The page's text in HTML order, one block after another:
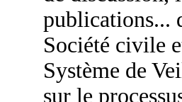
publications...
Société civile
Système de
sur le